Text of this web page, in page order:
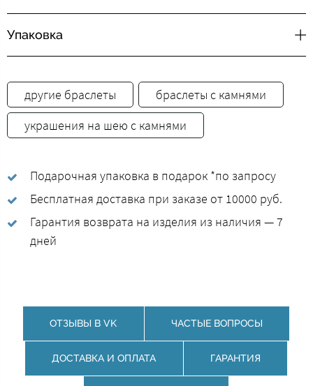
Упаковка
другие браслеты
браслеты с камнями
украшения на шею с камнями
Подарочная упаковка в подарок *по запросу
Бесплатная доставка при заказе от 10000 руб.
Гарантия возврата на изделия из наличия — 7
дней
ОТЗЫВЫ В VK ЧАСТЫЕ ВОПРОСЫ
ДОСТАВКА И ОПЛАТА ГАРАНТИЯ